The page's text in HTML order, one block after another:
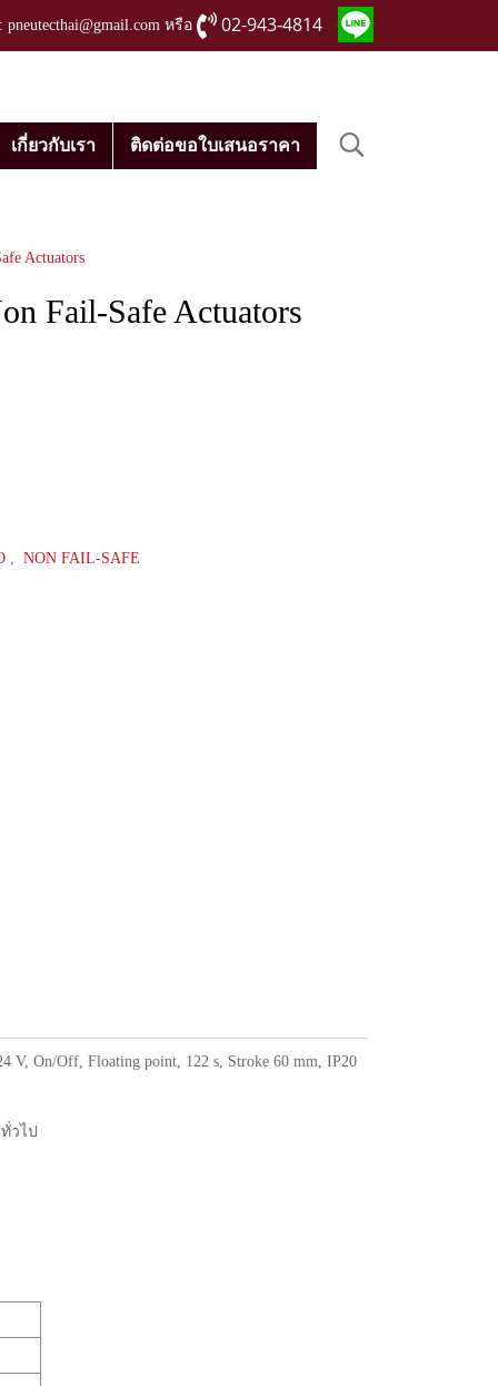
หรือ 02-943-4814
เกี่ยวกับเรา ติดต่อขอใบเสนอราคา
Actuators
Fail-Safe Actuators
, NON FAIL-SAFE
On/Off, Floating point, 122 s, Stroke 60 mm, IP20
วไป